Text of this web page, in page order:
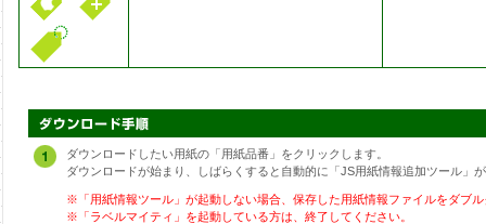
ダウンロードしたい用紙の「用紙品番」をクリックします。
ダウンロードが始まり、しばらくすると自動的に「JS用紙情報追加ツール」
※「用紙情報ツール」が起動しない場合、保存した用紙情報ファイルをダブ
※「ラベルマイティ」を起動している方は、終了してください。